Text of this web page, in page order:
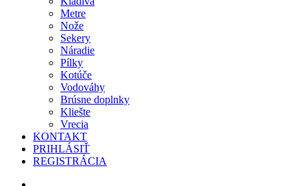
Metre
Nože
Sekery
Náradie
Pílky
Kotúče
Vodováhy
Brúsne doplnky
Kliešte
Vrecia
KONTAKT
PRIHLÁSIŤ
REGISTRÁCIA